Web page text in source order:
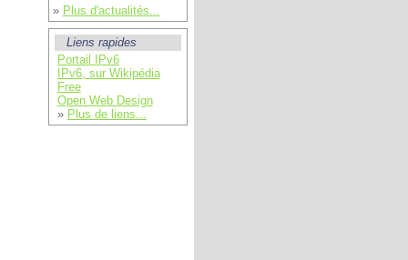
» Plus d'actualités...
Liens rapides
Portail IPv6
IPv6, sur Wikipédia
Free
Open Web Design
» Plus de liens...